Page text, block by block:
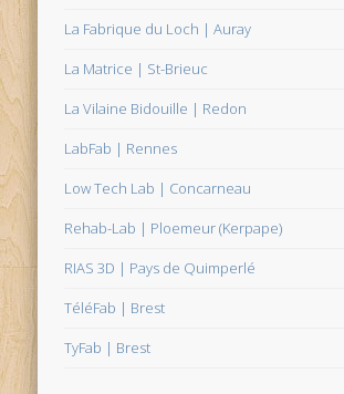
La Fabrique du Loch | Auray
La Matrice | St-Brieuc
La Vilaine Bidouille | Redon
LabFab | Rennes
Low Tech Lab | Concarneau
Rehab-Lab | Ploemeur (Kerpape)
RIAS 3D | Pays de Quimperlé
TéléFab | Brest
TyFab | Brest